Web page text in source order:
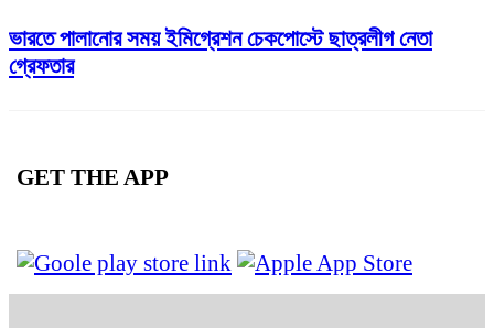
ভারতে পালানোর সময় ইমিগ্রেশন চেকপোস্টে ছাত্রলীগ নেতা
গ্রেফতার
GET THE APP